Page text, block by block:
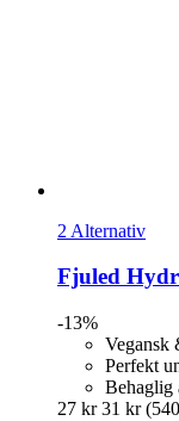
2 Alternativ
Fjuled
-13%
Vegansk
Perfekt
Behaglig
27 kr 31 kr